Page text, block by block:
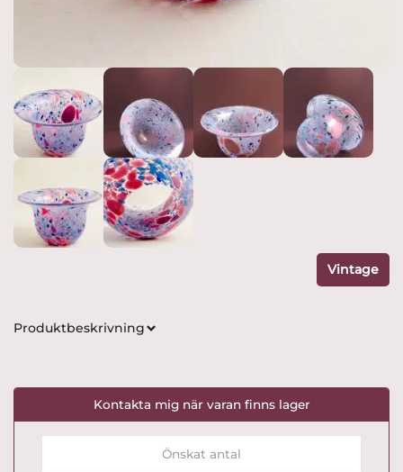
Vintage
Produktbeskrivning
Kontakta mig när varan finns lager